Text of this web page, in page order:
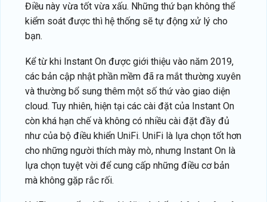
Điều này vừa tốt vừa xấu. Những thứ bạn không thể
kiểm soát được thì hệ thống sẽ tự động xử lý cho
bạn.
Kể từ khi Instant On được giới thiệu vào năm 2019,
các bản cập nhật phần mềm đã ra mắt thường xuyên
và thường bổ sung thêm một số thứ vào giao diện
cloud. Tuy nhiên, hiện tại các cài đặt của Instant On
còn khá hạn chế và không có nhiều cài đặt đầy đủ
như của bộ điều khiển UniFi. UniFi là lựa chọn tốt hơn
cho những người thích mày mò, nhưng Instant On là
lựa chọn tuyệt vời để cung cấp những điều cơ bản
mà không gặp rắc rối.